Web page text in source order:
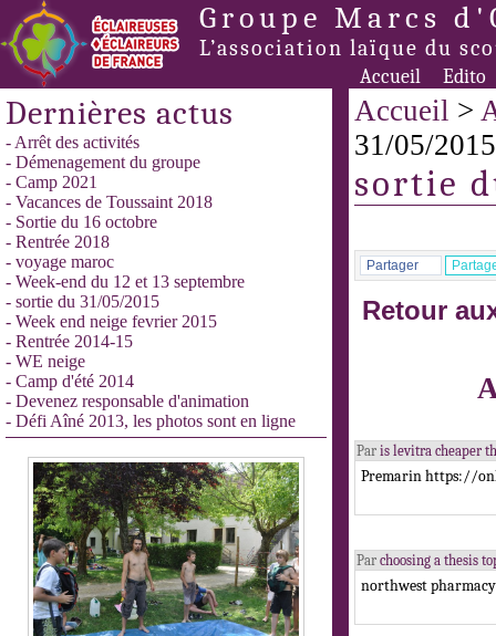
Groupe Marcs
L’association laïque du
Accueil Edito
Dernières actus
- Arrêt des activités
- Démenagement du groupe
- Camp 2021
- Vacances de Toussaint 2018
- Sortie du 16 octobre
- Rentrée 2018
- voyage maroc
- Week-end du 12 et 13 septembre
- sortie du 31/05/2015
- Week end neige fevrier 2015
- Rentrée 2014-15
- WE neige
- Camp d'été 2014
- Devenez responsable d'animation
- Défi Aîné 2013, les photos sont en ligne
Accueil >
31/05/2015
sortie
Partager
Retour
Par is levitra cheaper
Premarin https://
Par choosing a thesis
northwest